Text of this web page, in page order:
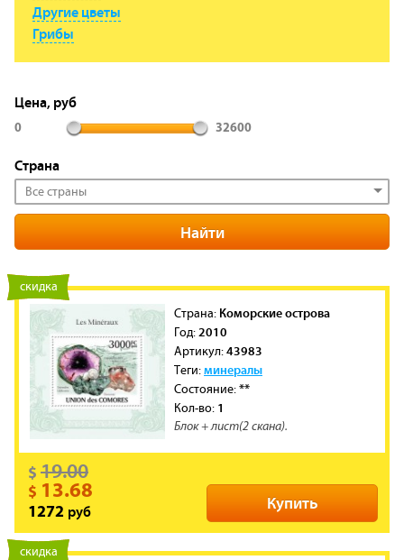
Другие цветы
Грибы
Цена, руб
0 32600
Страна
Все страны
новинка
скидка
Cтрана: Коморские острова
Год: 2010
Артикул:43983
Теги:минералы
Состояние:**
Кол-во: 1
Блок + лист(2 скана).
Купить
$ 19.00
$ 13.68
1272 руб
новинка
скидка